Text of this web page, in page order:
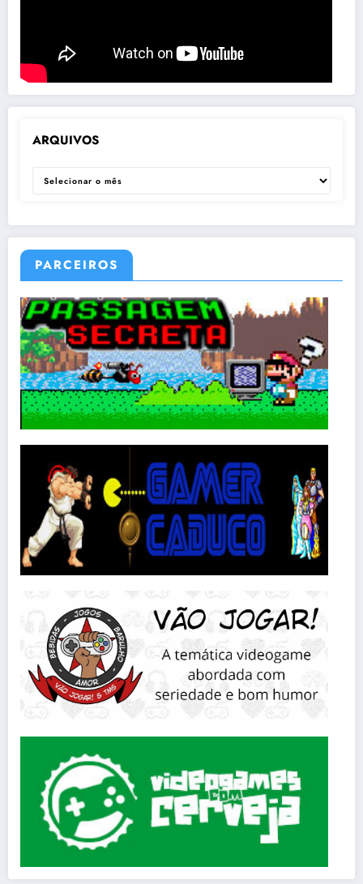
ARQUIVOS
ARQUIVOS
PARCEIROS